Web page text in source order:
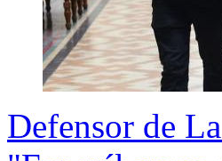
Defensor de